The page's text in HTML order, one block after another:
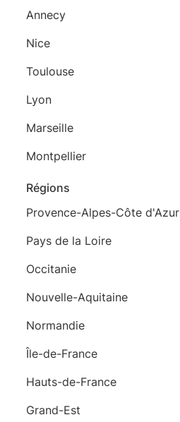
Annecy
Nice
Toulouse
Lyon
Marseille
Montpellier
Régions
Provence-Alpes-Côte d'Azur
Pays de la Loire
Occitanie
Nouvelle-Aquitaine
Normandie
Île-de-France
Hauts-de-France
Grand-Est